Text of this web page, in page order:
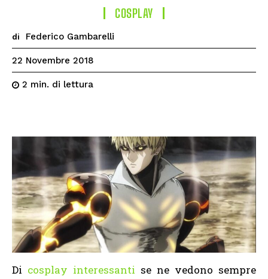
COSPLAY
di Federico Gambarelli
22 Novembre 2018
2 min. di lettura
Di cosplay interessanti se ne vedono sempre